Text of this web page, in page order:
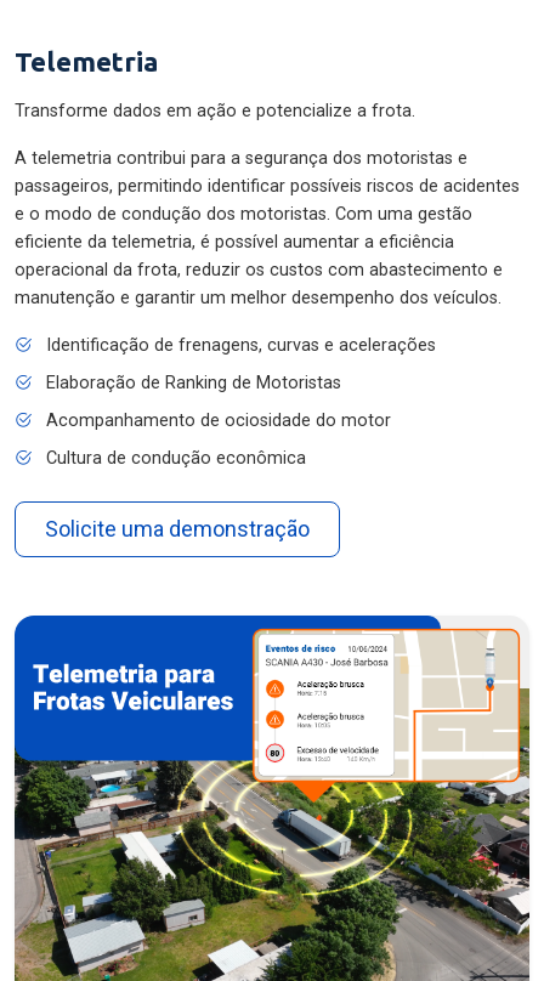
Telemetria
Transforme dados em ação e potencialize a frota.
A telemetria contribui para a segurança dos motoristas e
passageiros, permitindo identificar possíveis riscos de acidentes
e o modo de condução dos motoristas. Com uma gestão
eficiente da telemetria, é possível aumentar a eficiência
operacional da frota, reduzir os custos com abastecimento e
manutenção e garantir um melhor desempenho dos veículos.
Identificação de frenagens, curvas e acelerações
Elaboração de Ranking de Motoristas
Acompanhamento de ociosidade do motor
Cultura de condução econômica
Solicite uma demonstração